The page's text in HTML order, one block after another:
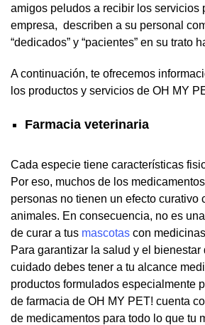
amigos peludos a recibir los servicios
empresa, describen a su personal
“dedicados” y “pacientes” en su trato
A continuación, te ofrecemos
los productos y servicios de OH MY
Farmacia veterinaria
Cada especie tiene características
Por eso, muchos de los
personas no tienen un efecto curativo
animales. En consecuencia, no es
de curar a tus mascotas con
Para garantizar la salud y el bienestar
cuidado debes tener a tu alcance
productos formulados especialmente
de farmacia de OH MY PET! cuenta
de medicamentos para todo lo que tu